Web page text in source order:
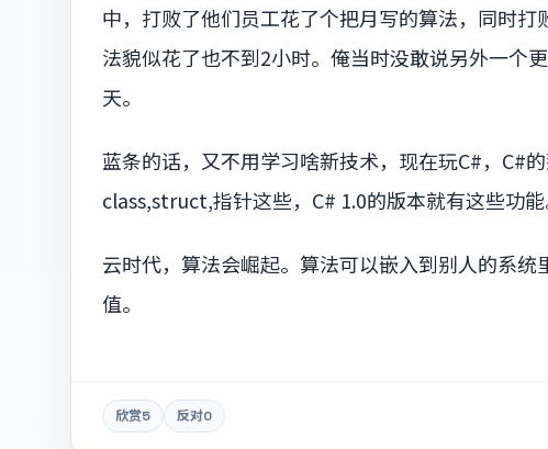
中，打败了他们员工花了个把月写的算法，同时
法貌似花了也不到2小时。俺当时没敢说另外一个
天。
蓝条的话，又不用学习啥新技术，现在玩C#，C#
class,struct,指针这些，C# 1.0的版本就有这些功能
云时代，算法会崛起。算法可以嵌入到别人的系
值。
欣赏5 反对0